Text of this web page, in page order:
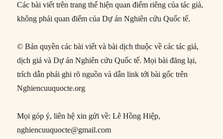
Các bài viết trên trang thể hiện quan điểm riêng của tác giả,
không phải quan điểm của Dự án Nghiên cứu Quốc tế.
© Bản quyền các bài viết và bài dịch thuộc về các tác giả,
dịch giả và Dự án Nghiên cứu Quốc tế. Mọi bài đăng lại,
trích dẫn phải ghi rõ nguồn và dẫn link tới bài gốc trên
Nghiencuuquocte.org
Mọi góp ý, liên hệ xin gửi về: Lê Hồng Hiệp,
nghiencuuquocte@gmail.com